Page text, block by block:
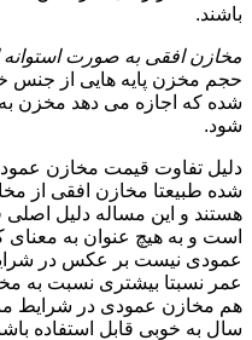
باشند.
مخازن افقی به صورت استوانه
حجم مخزن پایه هایی از جنس
شده که اجازه می دهد مخزن
شود.
دلیل تفاوت قیمت مخازن
شده طبیعتا مخازن افقی از
هستند و این مساله دلیل
است و به هیچ عنوان به
عمودی نیست بر عکس در
عمر نسبتا بیشتری نسبت به
هم مخازن عمودی در شرایط
سال به خوبی قابل استفاده